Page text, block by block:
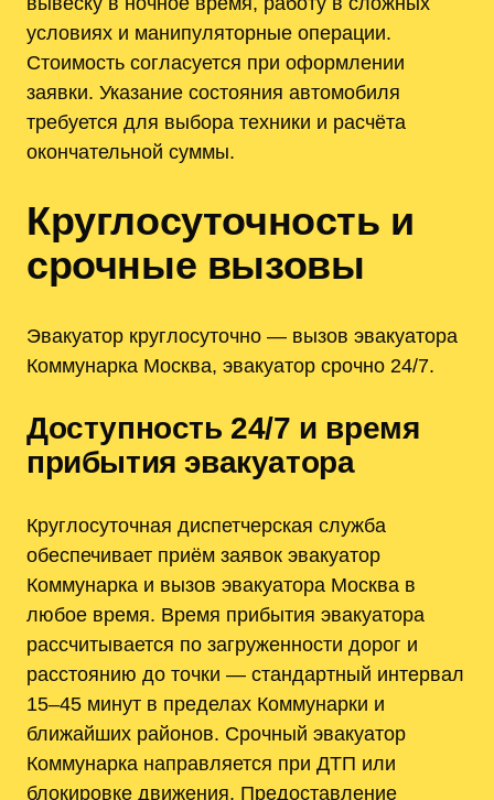
условиях и манипуляторные операции.
Стоимость согласуется при оформлении
заявки. Указание состояния автомобиля
требуется для выбора техники и расчёта
окончательной суммы.
Круглосуточность и
срочные вызовы
Эвакуатор круглосуточно — вызов эвакуатора
Коммунарка Москва, эвакуатор срочно 24/7.
Доступность 24/7 и время
прибытия эвакуатора
Круглосуточная диспетчерская служба
обеспечивает приём заявок эвакуатор
Коммунарка и вызов эвакуатора Москва в
любое время. Время прибытия эвакуатора
рассчитывается по загруженности дорог и
расстоянию до точки — стандартный интервал
15–45 минут в пределах Коммунарки и
ближайших районов. Срочный эвакуатор
Коммунарка направляется при ДТП или
блокировке движения. Предоставление